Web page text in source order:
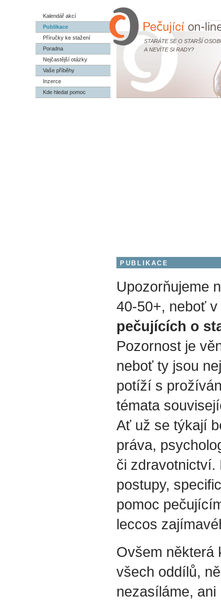
STARÁTE SE O STARŠÍ
A NEVÍTE SI RADY?
Kalendář akcí
Publikace
Příručky ke stažení
Poradna
Nejčastější otázky
Vaše příběhy
Inzerce
Kde hledat pomoc
PUBLIKACE
Upozorňujeme
40-50+, neboť
pečujících o
Pozornost je
neboť ty jsou
potíží s
témata
Ať už se týkají
práva,
či zdravotnictví.
postupy,
pomoc
leccos
Ovšem některá
všech oddílů,
nezasíláme,